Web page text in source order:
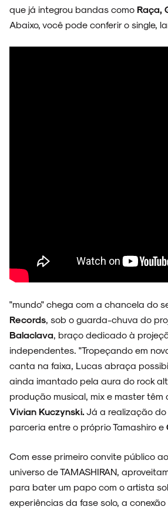
ARQUIVO
NOIZE RECORD CLUB
que já integrou bandas como Raça,
Abaixo, você pode conferir o single,
"mundo" chega com a chancela do
Records, sob o guarda-chuva do
Balaclava, braço dedicado à
independentes. "Tropeçando em
canta na faixa, Lucas abraça
ainda imantado pela aura do rock
produção musical, mix e master têm
Vivian Kuczynski. Já a realização do
parceria entre o próprio Tamashiro e
Com esse primeiro convite público
universo de TAMASHIRAN,
para bater um papo com o artista
experiências da fase solo, a